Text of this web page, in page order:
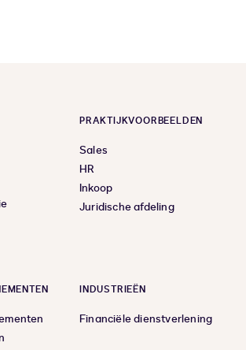
PRAKTIJKVOORBEELDEN
Sales
HR
Inkoop
Juridische afdeling
INDUSTRIEËN
Financiële dienstverlening